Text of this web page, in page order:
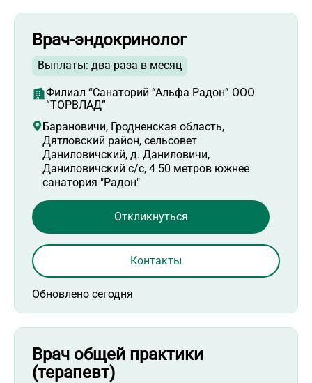
Врач-эндокринолог
Выплаты: два раза в месяц
Филиал “Санаторий “Альфа Радон” ООО
“ТОРВЛАД”
Барановичи, Гродненская область,
Дятловский район, сельсовет
Даниловичский, д. Даниловичи,
Даниловичский с/с, 4 50 метров южнее
санатория "Радон"
Обновлено сегодня
Откликнуться
Контакты
Врач общей практики
(терапевт)